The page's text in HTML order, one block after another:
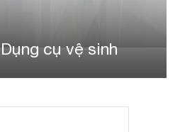
Dụng cụ vệ sinh